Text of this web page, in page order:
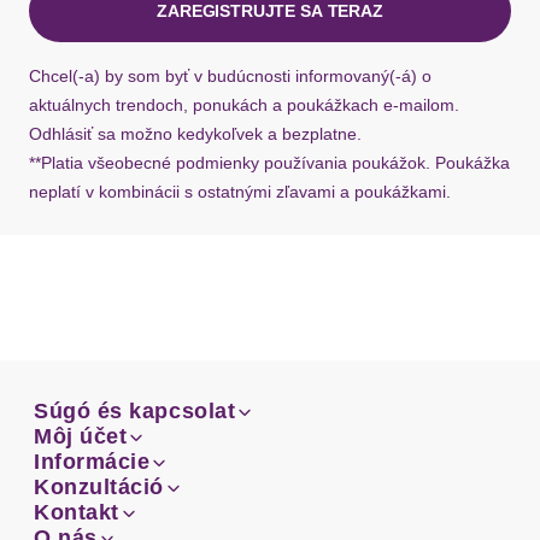
ZAREGISTRUJTE SA TERAZ
Chcel(-a) by som byť v budúcnosti informovaný(-á) o
aktuálnych trendoch, ponukách a poukážkach e-mailom.
Odhlásiť sa možno kedykoľvek a bezplatne.
**Platia všeobecné podmienky používania poukážok. Poukážka
neplatí v kombinácii s ostatnými zľavami a poukážkami.
Súgó és kapcsolat
Email
Facebook
Súgó és kapcsolat
Email
Facebook
Môj účet
Prehľad objednávok
Môj účet
Prehľad objednávok
Informácie
Doprava
Informácie
Doprava
Konzultáció
Sprievodca-veľkosťami
Konzultáció
Kontakt
Kontakt